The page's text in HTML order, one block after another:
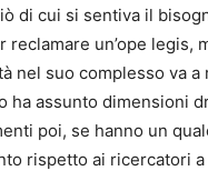
di cui si sentiva il
reclamare un’ope legis,
nel suo complesso va a
ha assunto dimensioni
poi, se hanno un
rispetto ai ricercatori a